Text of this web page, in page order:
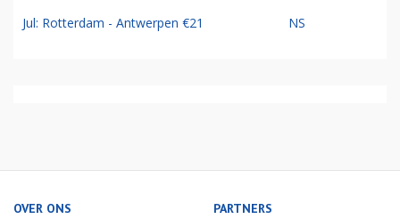
Jul: Rotterdam - Antwerpen €21 NS
OVER ONS PARTNERS